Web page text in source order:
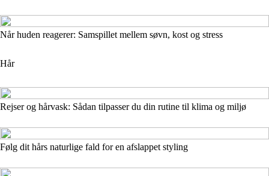
Når huden reagerer: Samspillet mellem søvn, kost og stress
Hår
Rejser og hårvask: Sådan tilpasser du din rutine til klima og miljø
Følg dit hårs naturlige fald for en afslappet styling